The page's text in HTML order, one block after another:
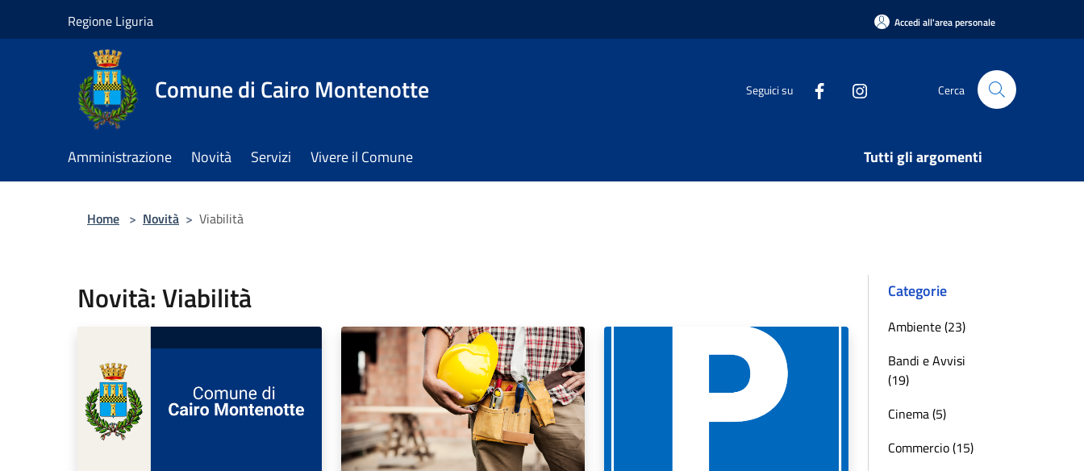
Regione Liguria Accedi all'area personale
Comune di Cairo Montenotte Seguici su Cerca
Amministrazione Novità Servizi Vivere il Comune Tutti gli argomenti
Home > Novità > Viabilità
Novità: Viabilità Categorie
Ambiente (23)
Bandi e Avvisi
(19)
Cinema (5)
Commercio (15)